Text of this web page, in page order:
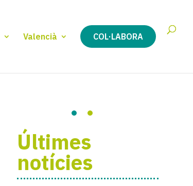
Valencià COL·LABORA
Últimes
notícies